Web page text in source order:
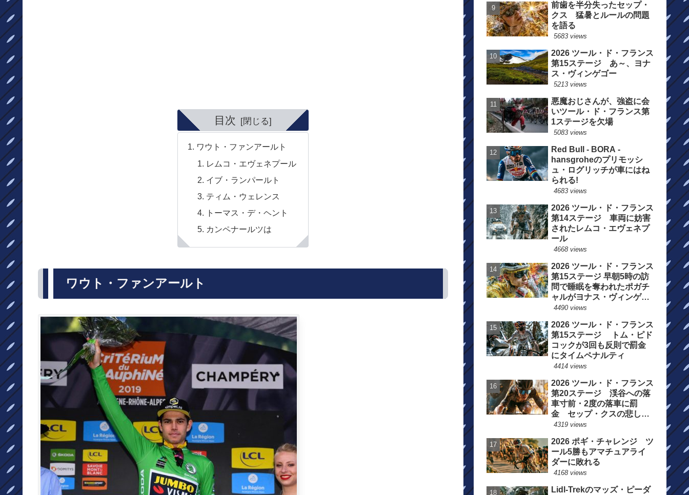
目次
ワウト・ファンアールト
レムコ・エヴェネプール
イブ・ランパールト
ティム・ウェレンス
トーマス・デ・ヘント
カンペナールツは
ワウト・ファンアールト
前歯を半分失ったセップ・
クス 猛暑とルールの問題
を語る
5683 views
2026 ツール・ド・フランス
第15ステージ あ～、ヨナ
ス・ヴィンゲゴー
5213 views
悪魔おじさんが、強盗に会
いツール・ド・フランス第
1ステージを欠場
5083 views
Red Bull - BORA -
hansgroheのプリモッシ
ュ・ログリッチが車にはね
られる!
4683 views
2026 ツール・ド・フランス
第14ステージ 車両に妨害
されたレムコ・エヴェネプ
ール
4668 views
2026 ツール・ド・フランス
第15ステージ 早朝5時の訪
問で睡眠を奪われたポガチ
ャルがヨナス・ヴィンゲゴ
ーの離脱を惜しむ
4490 views
2026 ツール・ド・フランス
第15ステージ トム・ピド
コックが3回も反則で罰金
にタイムペナルティ
4414 views
2026 ツール・ド・フランス
第20ステージ 渓谷への落
車寸前・2度の落車に罰
金 セップ・クスの悲しい
一日
4319 views
2026 ポギ・チャレンジ ツ
ール5勝もアマチュアライ
ダーに敗れる
4168 views
Lidl-Trekのマッズ・ピーダ